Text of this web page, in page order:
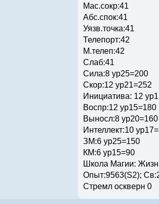
Мас.сокр:41
Абс.спок:41
Уязв.точка:41
Телепорт:42
М.телеп:42
Слаб:41
Сила:8 ур25=200
Скор:12 ур21=252
Инициатива: 12
Воспр:12 ур15=180
Выносл:8 ур20=160
Интеллект:10
ЗМ:6 ур25=150
КМ:6 ур15=90
Школа Магии:
Опыт:9563(S2);
Стремл оскверн 0